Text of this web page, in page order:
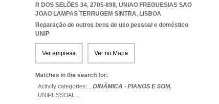
R DOS SELÕES 34, 2705-898, UNIAO FREGUESIAS SAO
JOAO LAMPAS TERRUGEM SINTRA, LISBOA
Reparação de outros bens de uso pessoal e doméstico
UNIP
Ver empresa Ver no Mapa
Matches in the search for:
Activity categories: ...DINÂMICA - PIANOS E SOM,
UNIPESSOAL...